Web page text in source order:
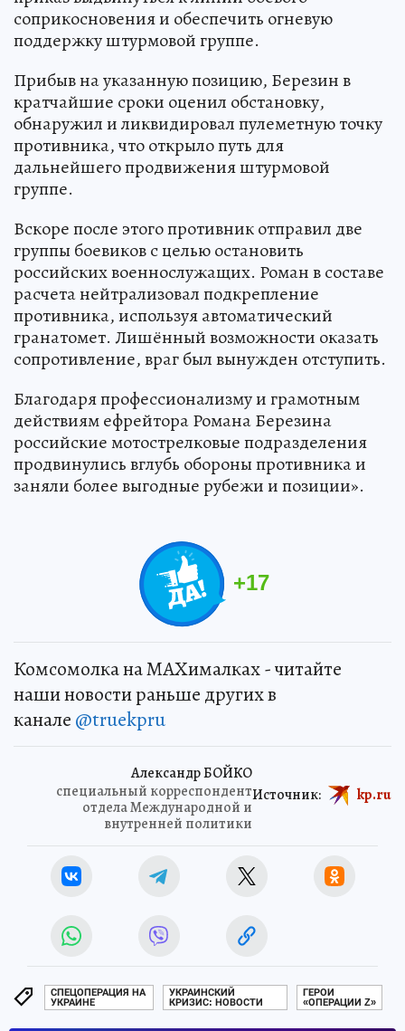
соприкосновения и обеспечить огневую
поддержку штурмовой группе.
Прибыв на указанную позицию, Березин в
кратчайшие сроки оценил обстановку,
обнаружил и ликвидировал пулеметную точку
противника, что открыло путь для
дальнейшего продвижения штурмовой
группе.
Вскоре после этого противник отправил две
группы боевиков с целью остановить
российских военнослужащих. Роман в составе
расчета нейтрализовал подкрепление
противника, используя автоматический
гранатомет. Лишённый возможности оказать
сопротивление, враг был вынужден отступить.
Благодаря профессионализму и грамотным
действиям ефрейтора Романа Березина
российские мотострелковые подразделения
продвинулись вглубь обороны противника и
заняли более выгодные рубежи и позиции».
+17
Комсомолка на MAXималках - читайте
наши новости раньше других в
канале @truekpru
Александр БОЙКО
специальный корреспондент
отдела Международной и
внутренней политики
Источник: kp.ru
СПЕЦОПЕРАЦИЯ НА
УКРАИНЕ
УКРАИНСКИЙ
КРИЗИС: НОВОСТИ
ГЕРОИ
«ОПЕРАЦИИ Z»